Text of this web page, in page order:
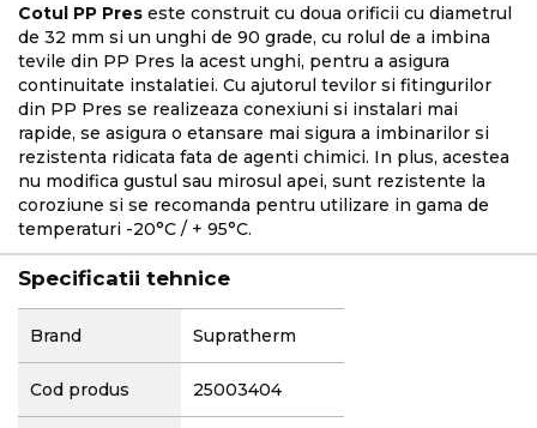
Cotul PP Pres este construit cu doua orificii cu diametrul
de 32 mm si un unghi de 90 grade, cu rolul de a imbina
tevile din PP Pres la acest unghi, pentru a asigura
continuitate instalatiei. Cu ajutorul tevilor si fitingurilor
din PP Pres se realizeaza conexiuni si instalari mai
rapide, se asigura o etansare mai sigura a imbinarilor si
rezistenta ridicata fata de agenti chimici. In plus, acestea
nu modifica gustul sau mirosul apei, sunt rezistente la
coroziune si se recomanda pentru utilizare in gama de
temperaturi -20°C / + 95°C.
Specificatii tehnice
Brand Supratherm
Cod produs 25003404